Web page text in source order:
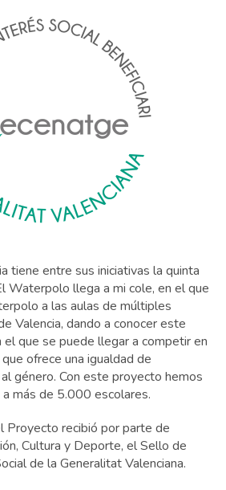
tiene entre sus iniciativas la quinta
Waterpolo llega a mi cole, en el que
a las aulas de múltiples
Valencia, dando a conocer este
que se puede llegar a competir en
ofrece una igualdad de
género. Con este proyecto hemos
más de 5.000 escolares.
recibió por parte de
Cultura y Deporte, el Sello de
de la Generalitat Valenciana.